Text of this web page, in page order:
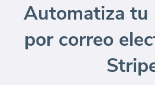
Automatiza tu
por correo